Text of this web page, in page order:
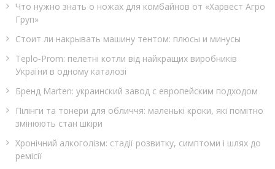
Что нужно знать о ножах для комбайнов от «Харвест Агро
Груп»
Стоит ли накрывать машину тентом: плюсы и минусы
Teplo‑Prom: пелетні котли від найкращих виробників
України в одному каталозі
Бренд Marten: украинский завод с европейским подходом
Пілінги та тонери для обличчя: маленькі кроки, які помітно
змінюють стан шкіри
Хронічний алкоголізм: стадії розвитку, симптоми і шлях до
ремісії